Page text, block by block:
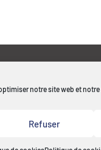
notre site web et notre
Refuser
légales